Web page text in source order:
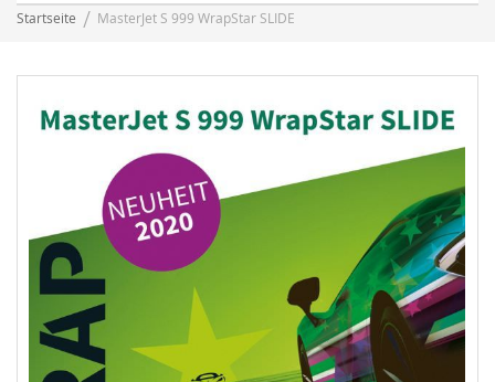
Startseite MasterJet S 999 WrapStar SLIDE